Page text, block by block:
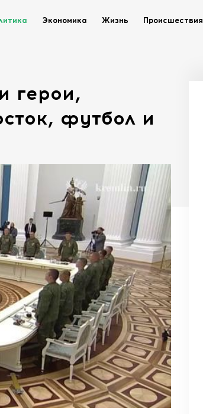
Экономика Жизнь Происшествия
герои,
футбол и